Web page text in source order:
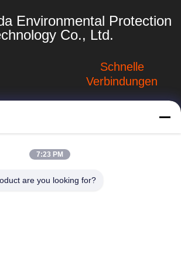
Environmental Protection
Co., Ltd.
hbkedacc@gmail.com
86-0317-
Schnelle
Verbindungen
7:23 PM
are you looking for?